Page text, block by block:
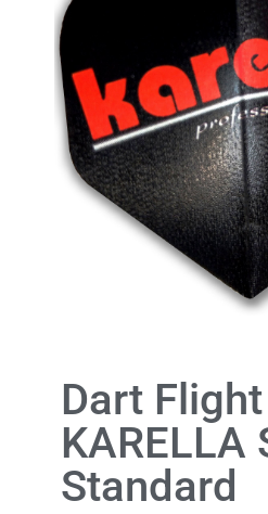
Dart
KARELLA
Standard